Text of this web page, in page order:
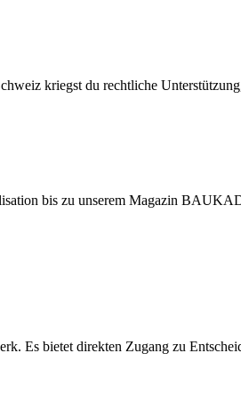
kriegst du rechtliche
bis zu unserem Magazin
Es bietet direkten Zugang zu